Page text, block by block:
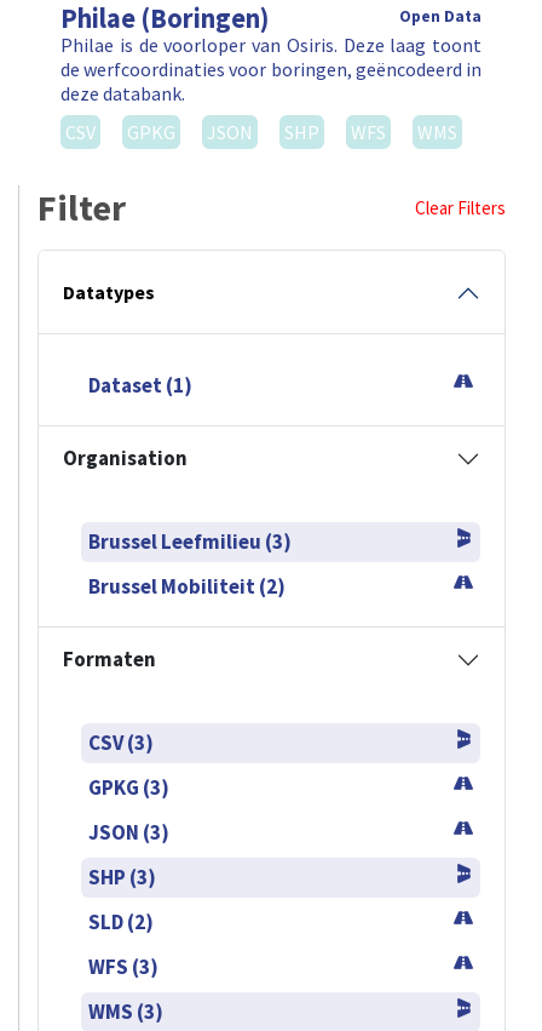
Philae (Boringen) Open Data
Philae is de voorloper van Osiris. Deze laag toont
de werfcoordinaties voor boringen, geëncodeerd in
deze databank.
CSV
GPKG JSON SHP WFS WMS
Filter Clear Filters
Datatypes
Dataset (1)
Organisation
Brussel Leefmilieu (3)
Brussel Mobiliteit (2)
Formaten
CSV (3)
GPKG (3)
JSON (3)
SHP (3)
SLD (2)
WFS (3)
WMS (3)